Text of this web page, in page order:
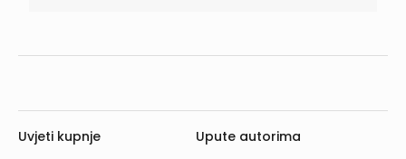
Uvjeti kupnje
Upute autorima